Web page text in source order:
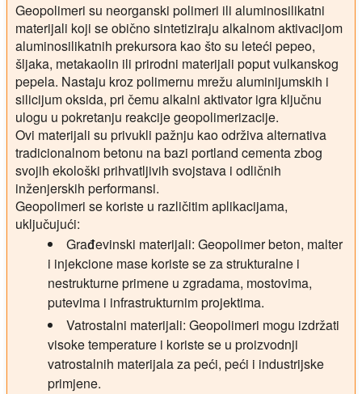
Geopolimeri su neorganski polimeri ili aluminosilikatni
materijali koji se obično sintetiziraju alkalnom aktivacijom
aluminosilikatnih prekursora kao što su leteći pepeo,
šljaka, metakaolin ili prirodni materijali poput vulkanskog
pepela. Nastaju kroz polimernu mrežu aluminijumskih i
silicijum oksida, pri čemu alkalni aktivator igra ključnu
ulogu u pokretanju reakcije geopolimerizacije.
Ovi materijali su privukli pažnju kao održiva alternativa
tradicionalnom betonu na bazi portland cementa zbog
svojih ekološki prihvatljivih svojstava i odličnih
inženjerskih performansi.
Geopolimeri se koriste u različitim aplikacijama,
uključujući:
Građevinski materijali: Geopolimer beton, malter
i injekcione mase koriste se za strukturalne i
nestrukturne primene u zgradama, mostovima,
putevima i infrastrukturnim projektima.
Vatrostalni materijali: Geopolimeri mogu izdržati
visoke temperature i koriste se u proizvodnji
vatrostalnih materijala za peći, peći i industrijske
primjene.